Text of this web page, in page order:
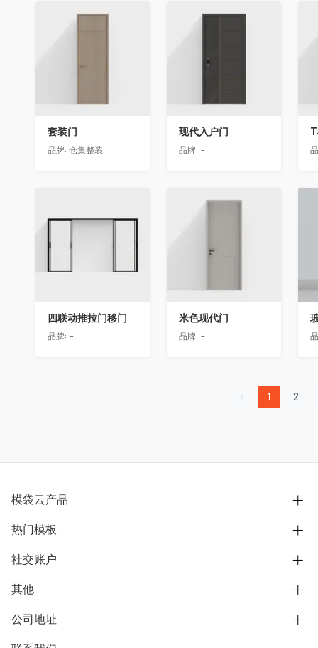
收藏
套装门
品牌: 仓集整装
收藏
现代入户门
品牌: -
四联动推拉门移门
品牌: -
收藏
米色现代门
品牌: -
1 2
模袋云产品
别墅设计营销
模型协同展示分享
别墅社区
热门模板
欧式别墅
中式别墅
社交账户
B站
抖音
微信公众号
其他
用户服务协议
隐私政策
公司地址